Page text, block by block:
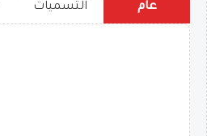
عام التسميات